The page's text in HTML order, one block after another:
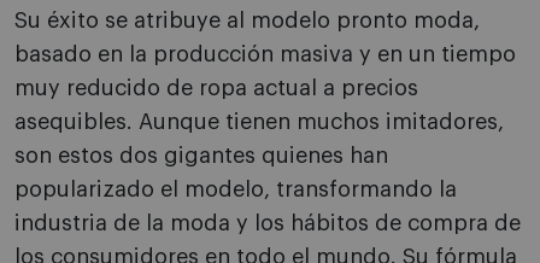
Su éxito se atribuye al modelo pronto moda,
basado en la producción masiva y en un tiempo
muy reducido de ropa actual a precios
asequibles. Aunque tienen muchos imitadores,
son estos dos gigantes quienes han
popularizado el modelo, transformando la
industria de la moda y los hábitos de compra de
los consumidores en todo el mundo. Su fórmula